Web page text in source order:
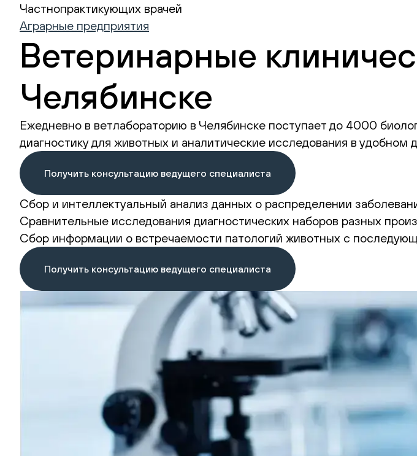
Частнопрактикующих врачей
Аграрные предприятия
Ветеринарные
Челябинске
Ежедневно в ветлабораторию в Челябинске поступает до 4000
диагностику для животных и аналитические исследования в удобном
Получить консультацию ведущего специалиста
Сбор и интеллектуальный анализ данных о распределении
Сравнительные исследования диагностических наборов разных
Сбор информации о встречаемости патологий животных с
Получить консультацию ведущего специалиста